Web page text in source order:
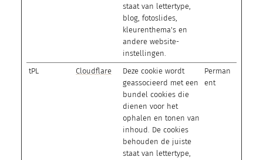
staat van lettertype,
blog, fotoslides,
kleurenthema's en
andere website-
instellingen.
tPL Cloudflare
Deze cookie wordt
geassocieerd met een
bundel cookies die
dienen voor het
ophalen en tonen van
inhoud. De cookies
behouden de juiste
staat van lettertype,
Perman
ent